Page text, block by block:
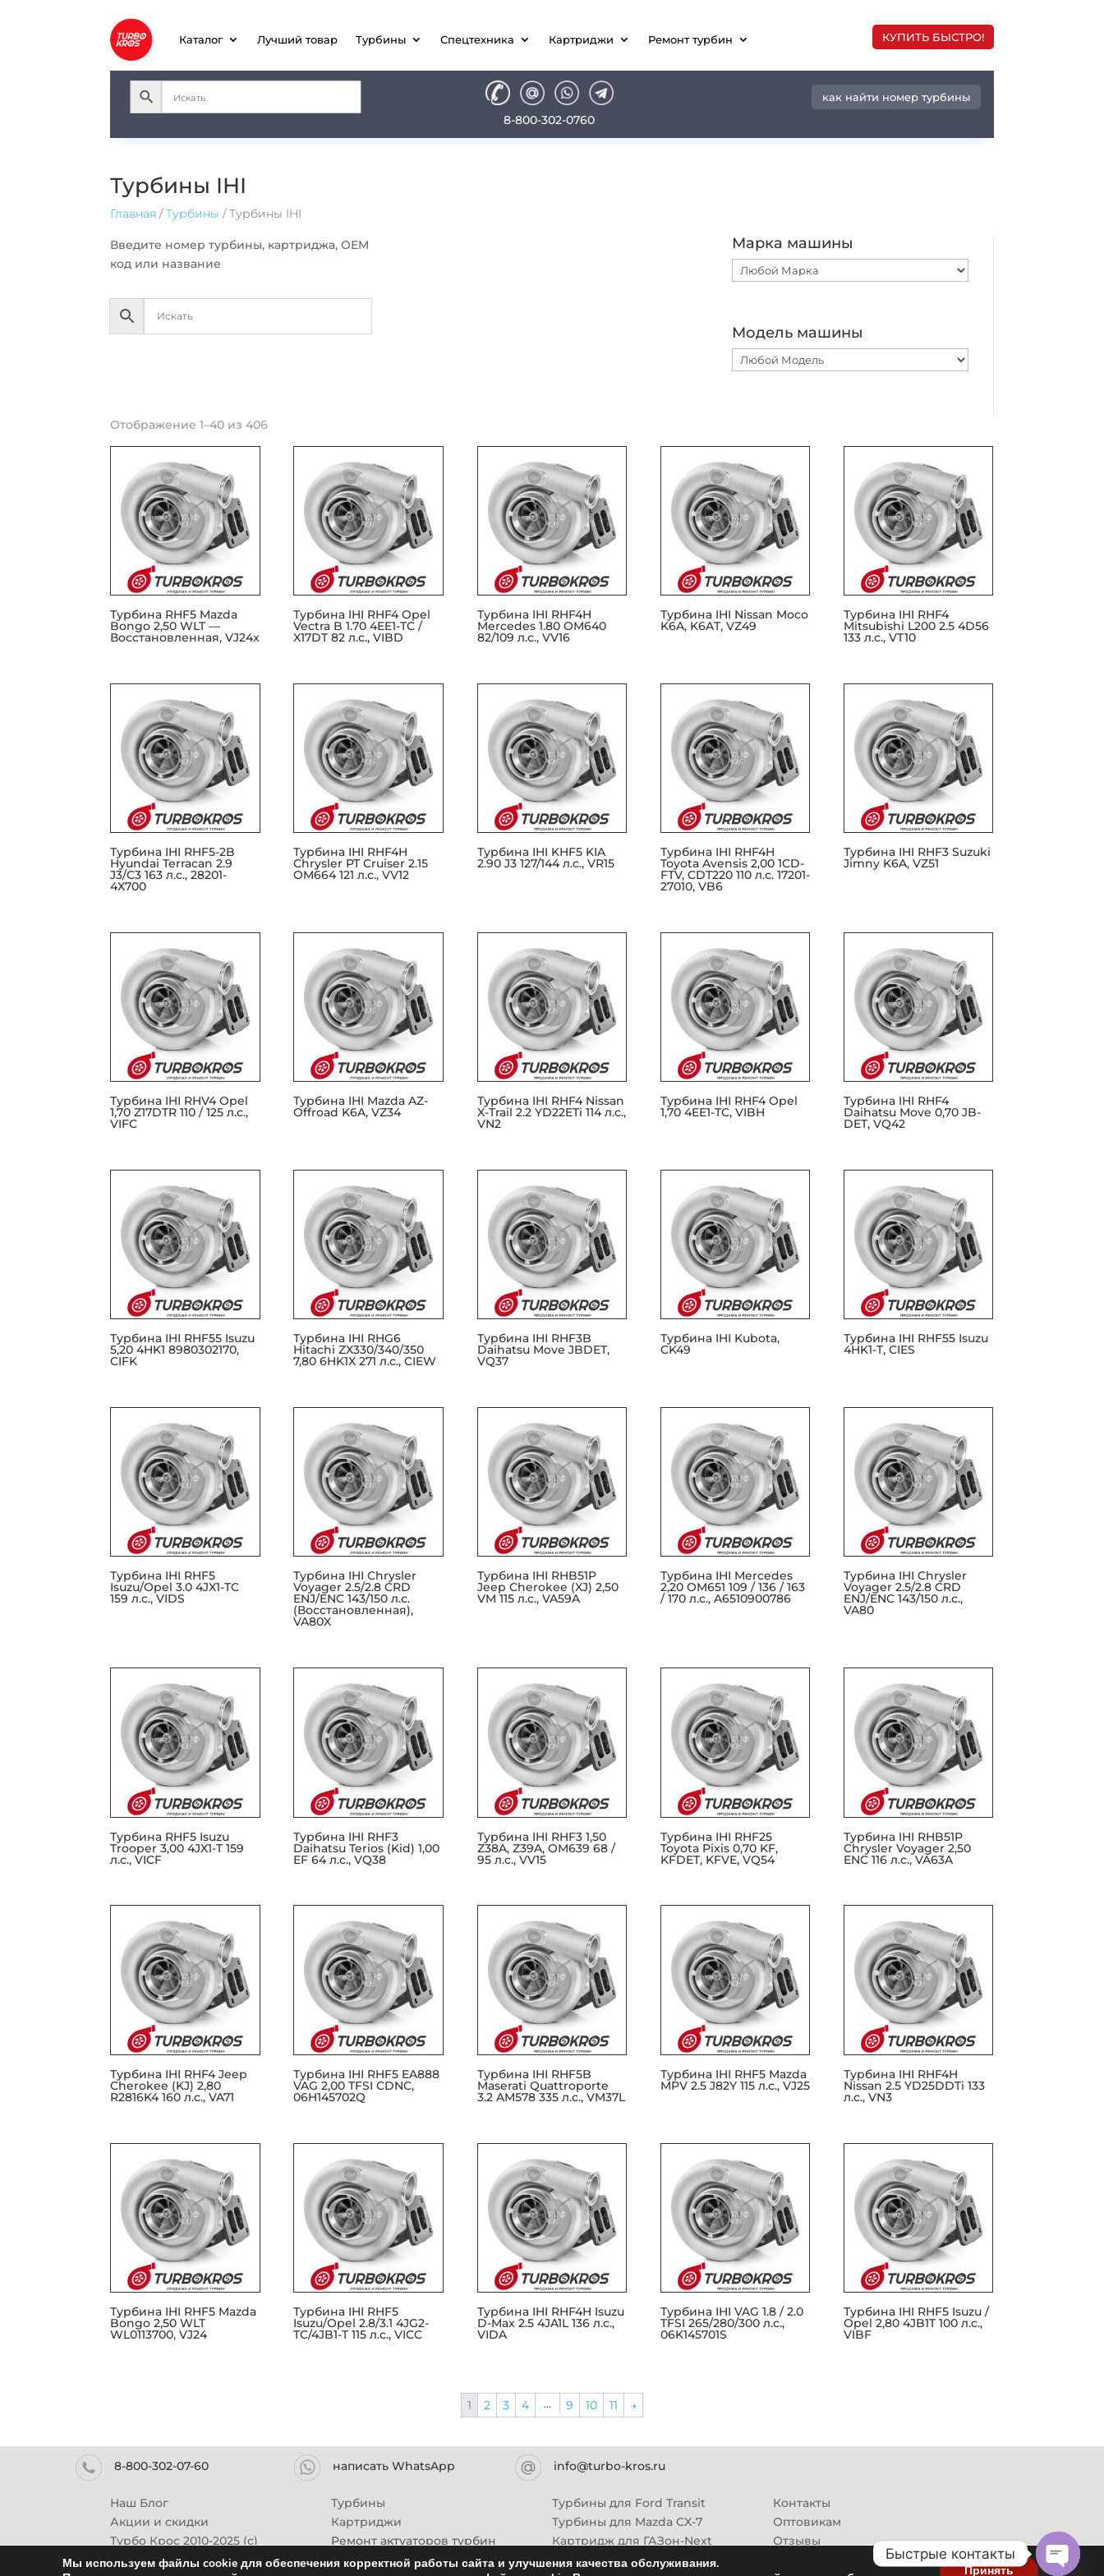
Каталог Лучший товар Турбины Спецтехника Картриджи Ремонт турбин КУПИТЬ БЫСТРО!
8-800-302-0760
как найти номер турбины
Турбины IHI
Главная /Турбины / Турбины IHI
Введите номер турбины, картриджа, ОEM
код или название
Марка машины
Модель машины
Отображение 1–40 из 406
Турбина RHF5 Mazda
Bongo 2,50 WLT —
Восстановленная, VJ24x
Турбина IHI RHF4 Opel
Vectra B 1.70 4EE1-TC /
X17DT 82 л.с., VIBD
Турбина IHI RHF4H
Mercedes 1.80 OM640
82/109 л.с., VV16
Турбина IHI Nissan Moco
K6A, K6AT, VZ49
Турбина IHI RHF4
Mitsubishi L200 2.5 4D56
133 л.с., VT10
Турбина IHI RHF5-2B
Hyundai Terracan 2.9
J3/C3 163 л.с., 28201-
4X700
Турбина IHI RHF4H
Chrysler PT Cruiser 2.15
OM664 121 л.с., VV12
Турбина IHI KHF5 KIA
2.90 J3 127/144 л.с., VR15
Турбина IHI RHF4H
Toyota Avensis 2,00 1CD-
FTV, CDT220 110 л.с. 17201-
27010, VB6
Турбина IHI RHF3 Suzuki
Jimny K6A, VZ51
Турбина IHI RHV4 Opel
1,70 Z17DTR 110 / 125 л.с.,
VIFC
Турбина IHI Mazda AZ-
Offroad K6A, VZ34
Турбина IHI RHF4 Nissan
X-Trail 2.2 YD22ETi 114 л.с.,
VN2
Турбина IHI RHF4 Opel
1,70 4EE1-TC, VIBH
Турбина IHI RHF4
Daihatsu Move 0,70 JB-
DET, VQ42
Турбина IHI RHF55 Isuzu
5,20 4HK1 8980302170,
CIFK
Турбина IHI RHG6
Hitachi ZX330/340/350
7,80 6HK1X 271 л.с., CIEW
Турбина IHI RHF3B
Daihatsu Move JBDET,
VQ37
Турбина IHI Kubota,
CK49
Турбина IHI RHF55 Isuzu
4HK1-T, CIES
Турбина IHI RHF5
Isuzu/Opel 3.0 4JX1-TC
159 л.с., VIDS
Турбина IHI Chrysler
Voyager 2.5/2.8 CRD
ENJ/ENC 143/150 л.с.
(Восстановленная),
VA80X
Турбина IHI RHB51P
Jeep Cherokee (XJ) 2,50
VM 115 л.с., VA59A
Турбина IHI Mercedes
2,20 OM651 109 / 136 / 163
/ 170 л.с., A6510900786
Турбина IHI Chrysler
Voyager 2.5/2.8 CRD
ENJ/ENC 143/150 л.с.,
VA80
Турбина RHF5 Isuzu
Trooper 3,00 4JX1-T 159
л.с., VICF
Турбина IHI RHF3
Daihatsu Terios (Kid) 1,00
EF 64 л.с., VQ38
Турбина IHI RHF3 1,50
Z38A, Z39A, OM639 68 /
95 л.с., VV15
Турбина IHI RHF25
Toyota Pixis 0,70 KF,
KFDET, KFVE, VQ54
Турбина IHI RHB51P
Chrysler Voyager 2,50
ENC 116 л.с., VA63A
Турбина IHI RHF4 Jeep
Cherokee (KJ) 2,80
R2816K4 160 л.с., VA71
Турбина IHI RHF5 EA888
VAG 2,00 TFSI CDNC,
06H145702Q
Турбина IHI RHF5B
Maserati Quattroporte
3.2 AM578 335 л.с., VM37L
Турбина IHI RHF5 Mazda
MPV 2.5 J82Y 115 л.с., VJ25
Турбина IHI RHF4H
Nissan 2.5 YD25DDTi 133
л.с., VN3
Турбина IHI RHF5 Mazda
Bongo 2,50 WLT
WL0113700, VJ24
Турбина IHI RHF5
Isuzu/Opel 2.8/3.1 4JG2-
TC/4JB1-T 115 л.с., VICC
Турбина IHI RHF4H Isuzu
D-Max 2.5 4JA1L 136 л.с.,
VIDA
Турбина IHI VAG 1.8 / 2.0
TFSI 265/280/300 л.с.,
06K145701S
Турбина IHI RHF5 Isuzu /
Opel 2,80 4JB1T 100 л.с.,
VIBF
1 2 3 4 … 9 10 11 →
8-800-302-07-60 написать WhatsApp info@turbo-kros.ru
Наш Блог
Акции и скидки
Турбо Крос 2010-2025 (с)
Турбины
Картриджи
Ремонт актуаторов турбин
Турбины для Ford Transit
Турбины для Mazda CX-7
Картридж для ГАЗон-Next
Турбины HINO (Хино)
Контакты
Оптовикам
Отзывы
Мы используем файлы cookie для обеспечения корректной работы сайта и улучшения качества обслуживания.
Принять
Быстрые контакты